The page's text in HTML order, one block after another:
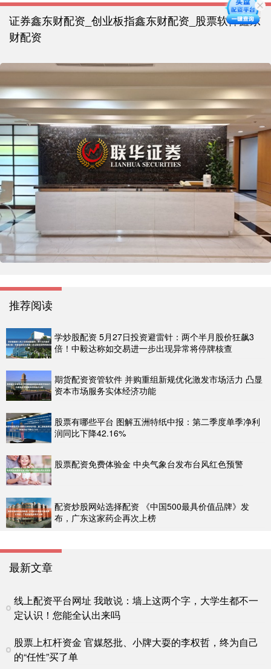
证券鑫东财配资_创业板指鑫东财配资_股票软件鑫东
财配资
推荐阅读
学炒股配资 5月27日投资避雷针：两个半月股价狂飙3
倍！中毅达称如交易进一步出现异常将停牌核查
期货配资资管软件 并购重组新规优化激发市场活力 凸显
资本市场服务实体经济功能
股票有哪些平台 图解五洲特纸中报：第二季度单季净利
润同比下降42.16%
股票配资免费体验金 中央气象台发布台风红色预警
配资炒股网站选择配资 《中国500最具价值品牌》发
布，广东这家药企再次上榜
最新文章
线上配资平台网址 我敢说：墙上这两个字，大学生都不一
定认识！您能全认出来吗
股票上杠杆资金 官媒怒批、小牌大耍的李权哲，终为自己
的“任性”买了单